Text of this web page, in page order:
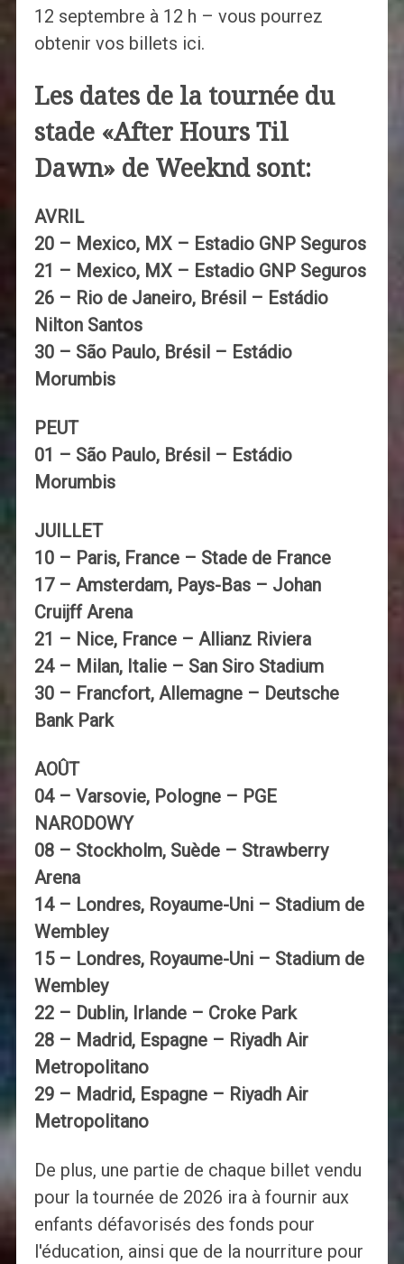
12 septembre à 12 h – vous pourrez
obtenir vos billets ici.
Les dates de la tournée du
stade «After Hours Til
Dawn» de Weeknd sont:
AVRIL
20 – Mexico, MX – Estadio GNP Seguros
21 – Mexico, MX – Estadio GNP Seguros
26 – Rio de Janeiro, Brésil – Estádio
Nilton Santos
30 – São Paulo, Brésil – Estádio
Morumbis
PEUT
01 – São Paulo, Brésil – Estádio
Morumbis
JUILLET
10 – Paris, France – Stade de France
17 – Amsterdam, Pays-Bas – Johan
Cruijff Arena
21 – Nice, France – Allianz Riviera
24 – Milan, Italie – San Siro Stadium
30 – Francfort, Allemagne – Deutsche
Bank Park
AOÛT
04 – Varsovie, Pologne – PGE
NARODOWY
08 – Stockholm, Suède – Strawberry
Arena
14 – Londres, Royaume-Uni – Stadium de
Wembley
15 – Londres, Royaume-Uni – Stadium de
Wembley
22 – Dublin, Irlande – Croke Park
28 – Madrid, Espagne – Riyadh Air
Metropolitano
29 – Madrid, Espagne – Riyadh Air
Metropolitano
De plus, une partie de chaque billet vendu
pour la tournée de 2026 ira à fournir aux
enfants défavorisés des fonds pour
l'éducation, ainsi que de la nourriture pour